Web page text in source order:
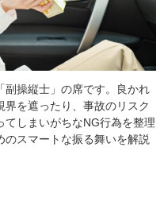
副操縦士」の席です。良かれ
界を遮ったり、事故のリスク
しまいがちなNG行為を整理
のスマートな振る舞いを解説